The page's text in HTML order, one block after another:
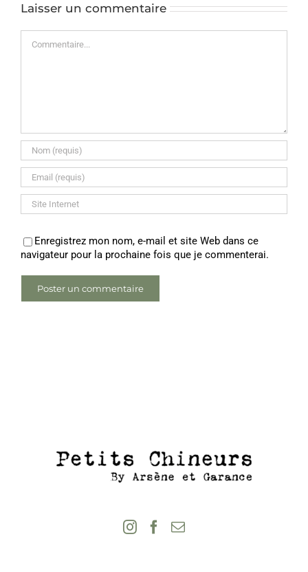
Laisser un commentaire
Enregistrez mon nom, e-mail et site Web dans ce
navigateur pour la prochaine fois que je commenterai.